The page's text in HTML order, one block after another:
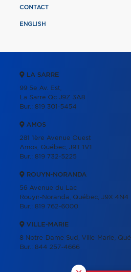
CONTACT
ENGLISH
LA SARRE
99 5e Av. Est,
La Sarre Qc J9Z 3A8
Bur.: 819 301-5454
AMOS
281 1ère Avenue Ouest
Amos, Québec, J9T 1V1
Bur.: 819 732-5225
ROUYN-NORANDA
56 Avenue du Lac
Rouyn-Noranda, Québec, J9X 4N4
Bur.: 819 762-6000
VILLE-MARIE
8 Notre-Dame Sud, Ville-Marie,
Bur.: 844 257-4666